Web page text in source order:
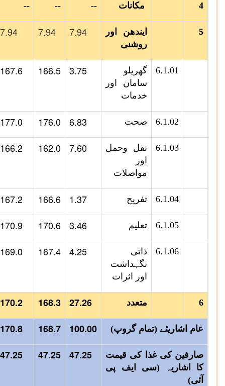
4 مکانات --
--
--
5
ایندھن اور
روشنی
7.94
7.94
7.94
6.1.01
گھریلو
سامان اور
خدمات
3.75
166.5
167.6
6.1.02 صحت 6.83
176.0
177.0
6.1.03
نقل وحمل
اور
مواصلات
7.60
162.0
166.2
6.1.04 تفریح 1.37
166.6
167.2
6.1.05 تعلیم 3.46
170.6
170.9
6.1.06
ذاتی
نگہداشت
اور اثرات
4.25
167.4
169.0
6 متعدد 27.26
168.3
170.2
عام اشاریئے (تمام گروپ) 100.00
168.7
170.8
صارفین کی غذا کی قیمت
کا اشاریہ (سی ایف پی
آئی)
47.25
47.25
47.25